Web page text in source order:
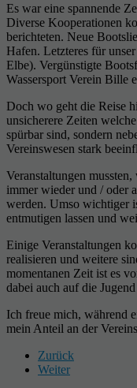
Es war eine spannende
Diverse Kooperationen
berichteten. Neue
Hafen. Letzteres für
Elbe). Vergünstigte
Wassersport Verein Bille
Doch wo geht die Reise
unsicherere Zeiten
spürbar sind, sondern
Vereinswesen stark
Veranstaltungen
immer wieder und / oder
werden. Umso wichtiger
entmutigen lassen und
Einige Veranstaltungen
realisieren und weitere
momentanen Zeit ist es
dabei auch auf die
Ich freue mich, während
mein Anteil an der
Zurück
Weiter